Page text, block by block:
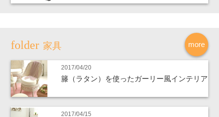
more
家具
2017/04/20
籐（ラタン）を使ったガーリー風インテリア
2017/04/15